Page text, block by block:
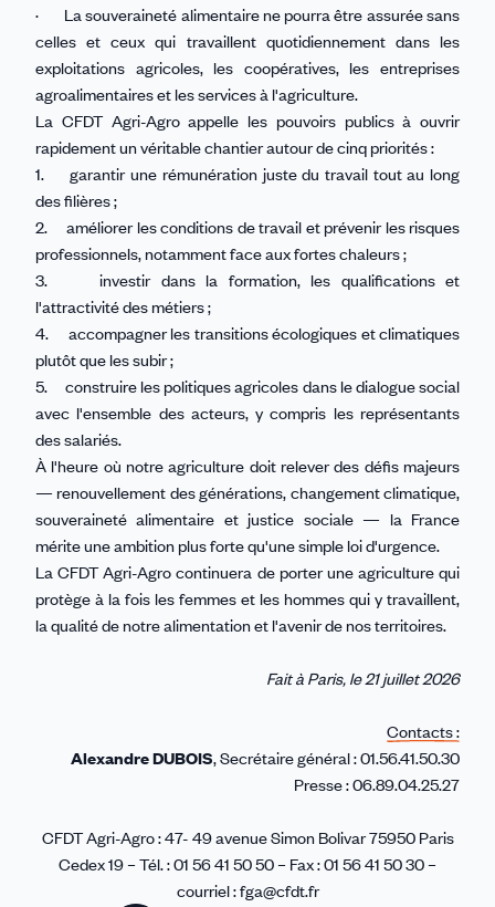
· La souveraineté alimentaire ne pourra être assurée sans
celles et ceux qui travaillent quotidiennement dans les
exploitations agricoles, les coopératives, les entreprises
agroalimentaires et les services à l'agriculture.
La CFDT Agri-Agro appelle les pouvoirs publics à ouvrir
rapidement un véritable chantier autour de cinq priorités :
1. garantir une rémunération juste du travail tout au long
des filières ;
2. améliorer les conditions de travail et prévenir les risques
professionnels, notamment face aux fortes chaleurs ;
3. investir dans la formation, les qualifications et
l'attractivité des métiers ;
4. accompagner les transitions écologiques et climatiques
plutôt que les subir ;
5. construire les politiques agricoles dans le dialogue social
avec l'ensemble des acteurs, y compris les représentants
des salariés.
À l'heure où notre agriculture doit relever des défis majeurs
— renouvellement des générations, changement climatique,
souveraineté alimentaire et justice sociale — la France
mérite une ambition plus forte qu'une simple loi d'urgence.
La CFDT Agri-Agro continuera de porter une agriculture qui
protège à la fois les femmes et les hommes qui y travaillent,
la qualité de notre alimentation et l'avenir de nos territoires.
Fait à Paris, le 21 juillet 2026
Contacts :
Alexandre DUBOIS, Secrétaire général : 01.56.41.50.30
Presse : 06.89.04.25.27
CFDT Agri-Agro : 47- 49 avenue Simon Bolivar 75950 Paris
Cedex 19 – Tél. : 01 56 41 50 50 – Fax : 01 56 41 50 30 –
courriel : fga@cfdt.fr